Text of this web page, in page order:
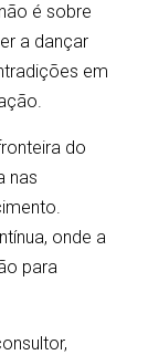
é sobre
a dançar
em
do
nas
onde a
para